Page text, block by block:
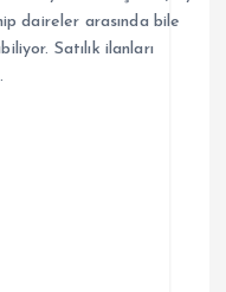
daireler arasında bile
Satılık ilanları